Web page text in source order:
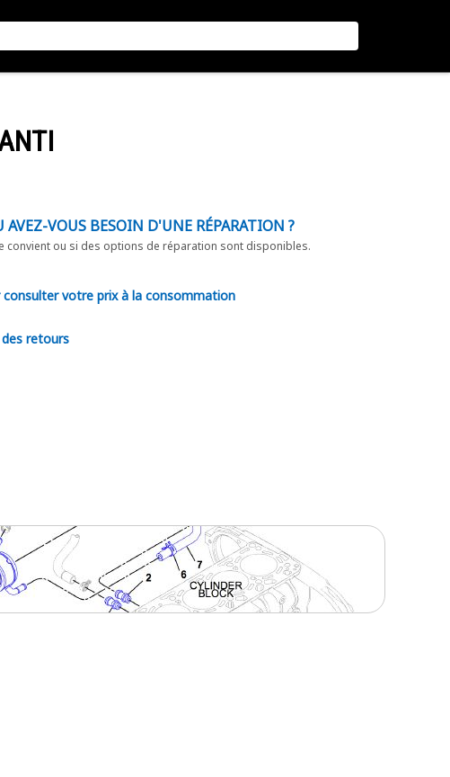
VOUS BESOIN D'UNE RÉPARATION ?
convient ou si des options de réparation sont disponibles.
votre prix à la consommation
retours